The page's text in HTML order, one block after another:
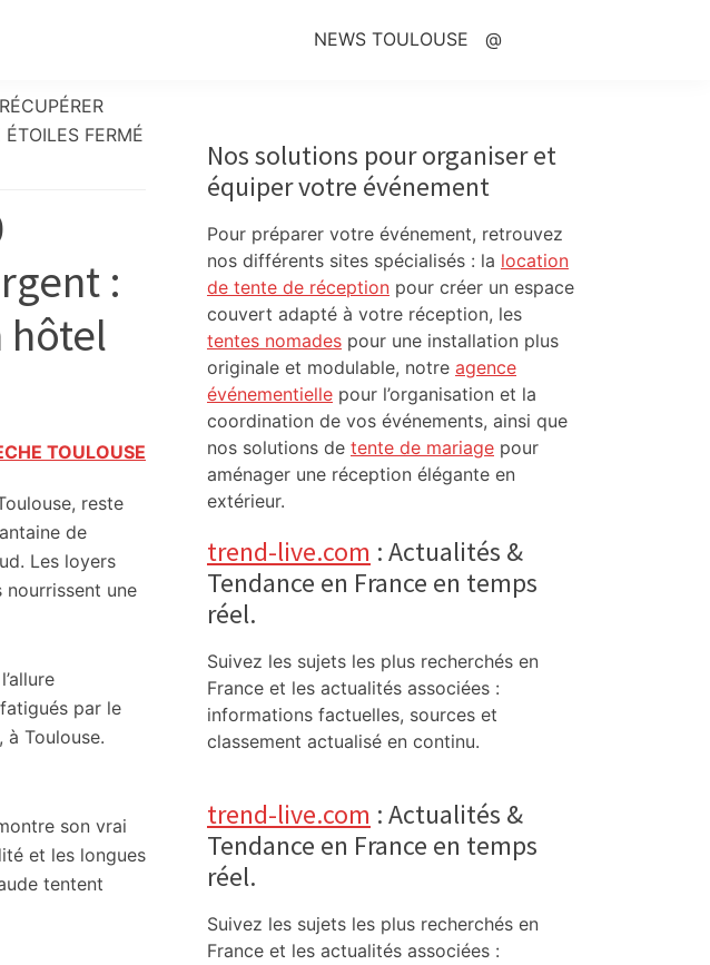
NEWS TOULOUSE @
FERMÉ
:
hôtel
TOULOUSE
reste
de
Les loyers
une
par le
Toulouse.
son vrai
et les longues
tentent
Sidebar
Nos solutions pour organiser et
équiper votre événement
Pour préparer votre événement, retrouvez
nos différents sites spécialisés : la location
de tente de réception pour créer un espace
couvert adapté à votre réception, les
tentes nomades pour une installation plus
originale et modulable, notre agence
événementielle pour l’organisation et la
coordination de vos événements, ainsi que
nos solutions de tente de mariage pour
aménager une réception élégante en
extérieur.
trend-live.com : Actualités &
Tendance en France en temps
réel.
Suivez les sujets les plus recherchés en
France et les actualités associées :
informations factuelles, sources et
classement actualisé en continu.
trend-live.com : Actualités &
Tendance en France en temps
réel.
Suivez les sujets les plus recherchés en
France et les actualités associées :